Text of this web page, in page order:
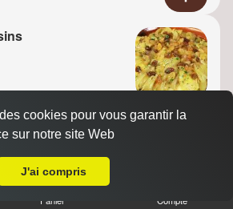
Panier Compte
cookies pour vous garantir la
sur notre site Web
J'ai compris